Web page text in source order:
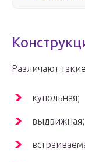
Различают
купольная;
выдвижная;